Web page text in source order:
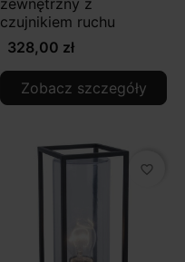
czujnikiem ruchu
328,00 zł
Zobacz szczegóły
favorite_border